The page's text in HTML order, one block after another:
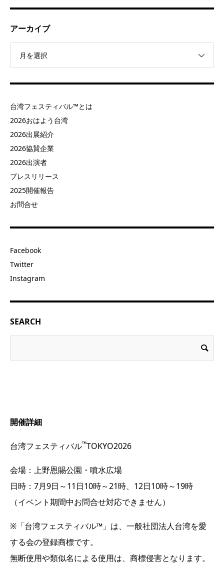
アーカイブ
月を選択
台湾フェスティバル™とは
2026おはよう台湾
2026出展紹介
2026協賛企業
2026出演者
プレスリリース
2025開催報告
お問合せ
Facebook
Twitter
Instagram
SEARCH
開催詳細
台湾フェスティバル™TOKYO2026
会場：上野恩賜公園・噴水広場
日時：7月9日～11日10時～21時、12日10時～19時
（イベント期間中お問合せ対応できません）
※「台湾フェスティバル™」は、一般社団法人台湾を愛
する会の登録商標です。
無断使用や類似名による使用は、商標侵害となります。